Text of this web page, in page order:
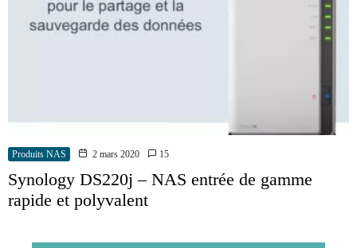
Produits NAS 2 mars 2020 15
Synology DS220j – NAS entrée de gamme
rapide et polyvalent